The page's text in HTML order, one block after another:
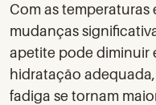
Com as temperaturas
mudanças
apetite pode diminuir
hidratação
fadiga se tornam